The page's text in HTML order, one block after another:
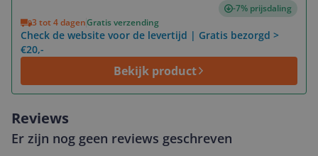
-7% prijsdaling
3 tot 4 dagenGratis verzending
Check de website voor de levertijd | Gratis bezorgd >
€20,-
Bekijk product
Reviews
Er zijn nog geen reviews geschreven